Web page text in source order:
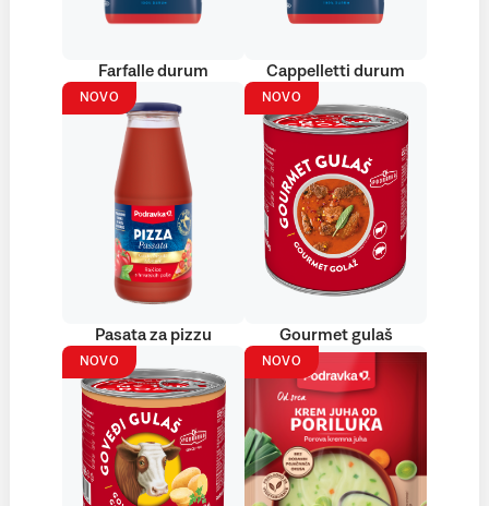
Farfalle durum Cappelletti durum
NOVO
Pasata za pizzu
NOVO
Gourmet gulaš
NOVO NOVO